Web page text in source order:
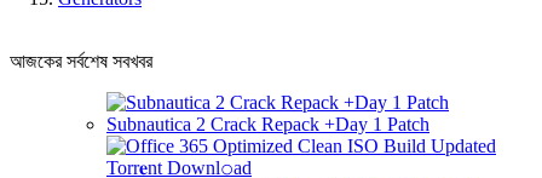
আজকের সর্বশেষ সবখবর
Subnautica 2 Crack Repack +Day 1 Patch